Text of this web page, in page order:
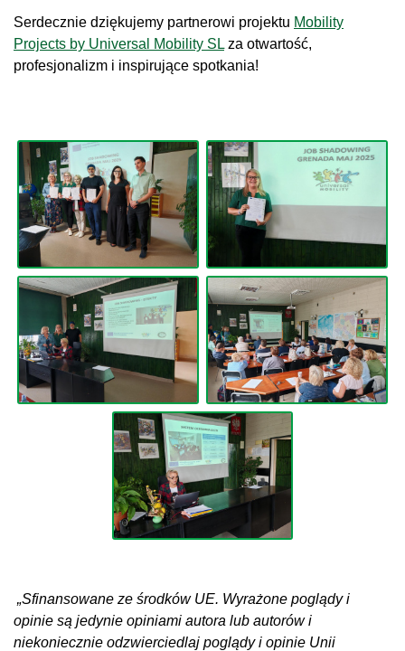
Serdecznie dziękujemy partnerowi projektu Mobility
Projects by Universal Mobility SL za otwartość,
profesjonalizm i inspirujące spotkania!
„Sfinansowane ze środków UE. Wyrażone poglądy i
opinie są jedynie opiniami autora lub autorów i
niekoniecznie odzwierciedlaj poglądy i opinie Unii